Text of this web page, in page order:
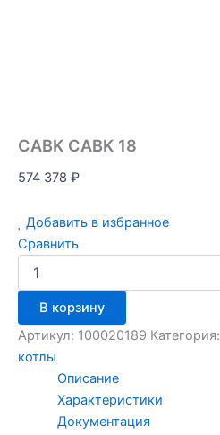
CABK CABK 18
574 378 ₽
Добавить в избранное
Сравнить
В корзину
Артикул: 100020189 Категория:
котлы
Описание
Характеристики
Документация